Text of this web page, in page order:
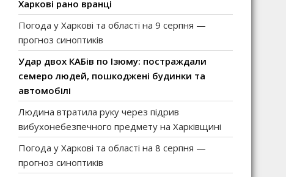
Харкові рано вранці
Погода у Харкові та області на 9 серпня —
прогноз синоптиків
Удар двох КАБів по Ізюму: постраждали
семеро людей, пошкоджені будинки та
автомобілі
Людина втратила руку через підрив
вибухонебезпечного предмету на Харківщині
Погода у Харкові та області на 8 серпня —
прогноз синоптиків